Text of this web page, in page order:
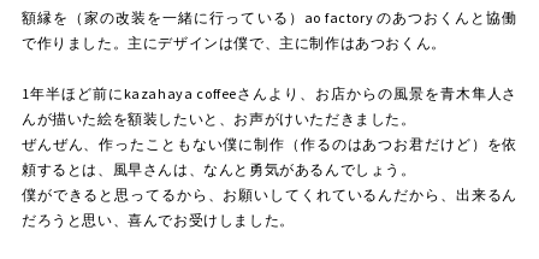
額縁を（家の改装を一緒に行っている）ao factory のあつおくんと協働
で作りました。主にデザインは僕で、主に制作はあつおくん。
1年半ほど前にkazahaya coffeeさんより、お店からの風景を青木隼人さ
んが描いた絵を額装したいと、お声がけいただきました。
ぜんぜん、作ったこともない僕に制作（作るのはあつお君だけど）を依
頼するとは、風早さんは、なんと勇気があるんでしょう。
僕ができると思ってるから、お願いしてくれているんだから、出来るん
だろうと思い、喜んでお受けしました。